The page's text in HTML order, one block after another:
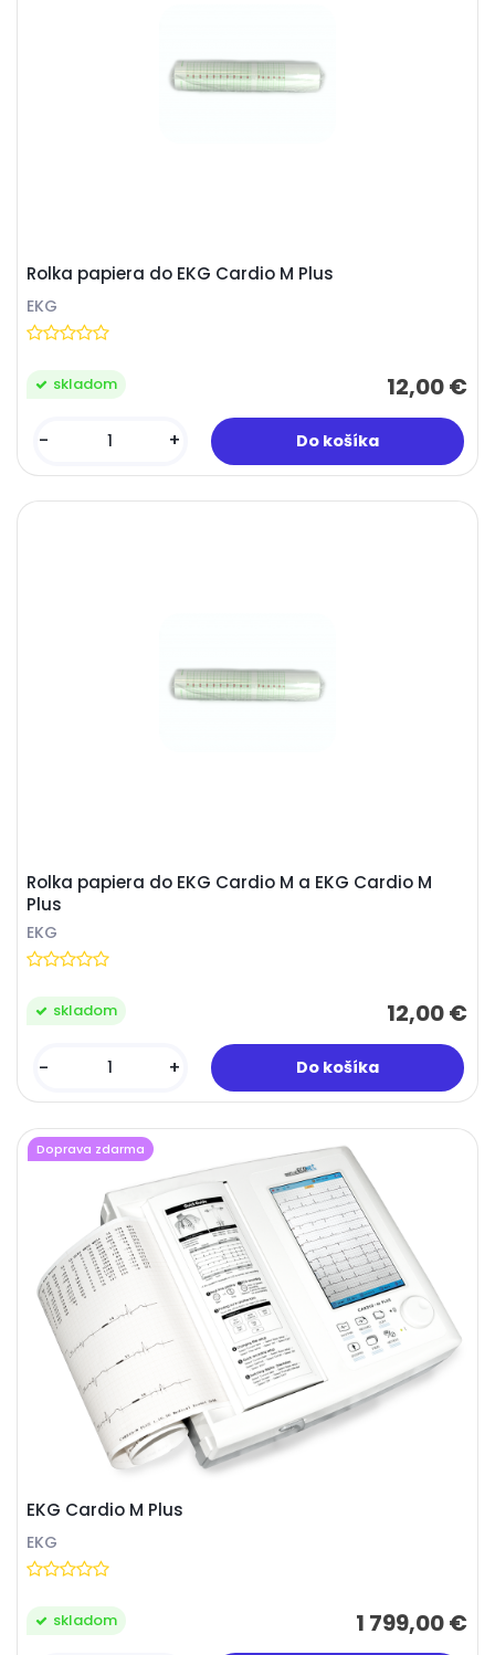
Rolka papiera do EKG Cardio M Plus
EKG
12,00 €
skladom
- +
Rolka papiera do EKG Cardio M a EKG Cardio M
Plus
EKG
12,00 €
skladom
- +
EKG Cardio M Plus
EKG
1 799,00 €
skladom
Doprava zdarma